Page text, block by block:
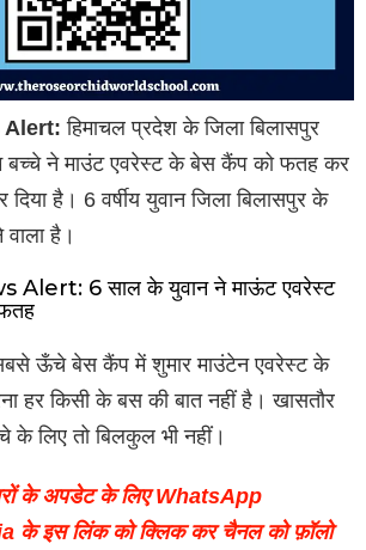
Alert: हिमाचल प्रदेश के जिला बिलासपुर
बच्चे ने माउंट एवरेस्ट के बेस कैंप को फतह कर
दिया है। 6 वर्षीय युवान जिला बिलासपुर के
है।
6 साल के युवान ने माऊंट एवरेस्ट
ऊँचे बेस कैंप में शुमार माउंटेन एवरेस्ट के
हर किसी के बस की बात नहीं है। खासतौर
लिए तो बिलकुल भी नहीं।
के अपडेट के लिए WhatsApp
के इस लिंक को क्लिक कर चैनल को फ़ॉलो